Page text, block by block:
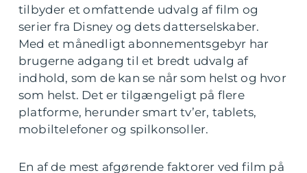
tilbyder et omfattende udvalg af film og
serier fra Disney og dets datterselskaber.
Med et månedligt abonnementsgebyr har
brugerne adgang til et bredt udvalg af
indhold, som de kan se når som helst og hvor
som helst. Det er tilgængeligt på flere
platforme, herunder smart tv’er, tablets,
mobiltelefoner og spilkonsoller.
En af de mest afgørende faktorer ved film på